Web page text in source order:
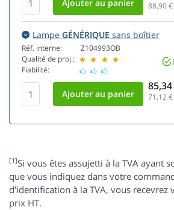
88,90
Lampe GÉNÉRIQUE sans boîtier
Réf. interne:
Qualité de proj.:
Fiabilité:
Z104993OB
71,12
[1]Si vous êtes assujetti à la TVA ayant
que vous indiquez dans votre
d'identification à la TVA, vous recevrez
prix HT.